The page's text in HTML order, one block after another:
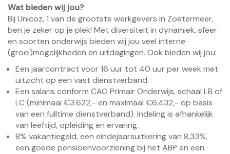
Wat bieden wij jou?
Bij Unicoz, 1 van de grootste werkgevers in Zoetermeer,
ben je zeker op je plek! Met diversiteit in dynamiek, sfeer
en soorten onderwijs bieden wij jou veel interne
(groei)mogelijkheden en uitdagingen. Ook bieden wij jou:
Een jaarcontract voor 16 uur tot 40 uur per week met
uitzicht op een vast dienstverband.
Een salaris conform CAO Primair Onderwijs, schaal LB of
LC (minimaal €3.622,- en maximaal €6.432,- op basis
van een fulltime dienstverband). Indeling is afhankelijk
van leeftijd, opleiding en ervaring.
8% vakantiegeld, een eindejaarsuitkering van 8,33%,
een goede pensioenvoorziening bij het ABP en een